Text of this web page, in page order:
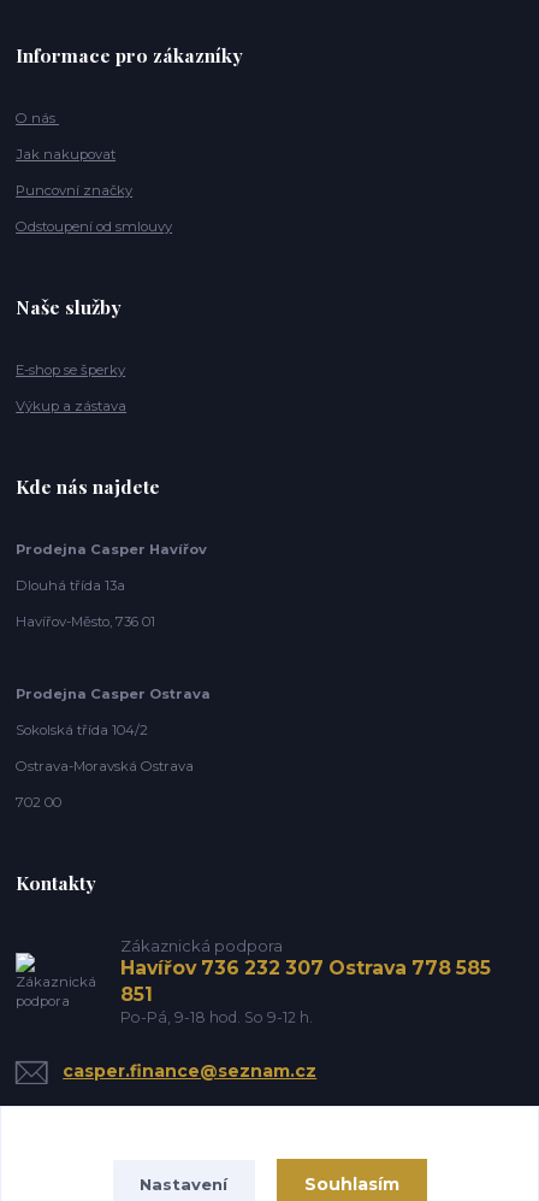
Informace pro zákazníky
O nás
Jak nakupovat
Puncovní značky
Odstoupení od smlouvy
Naše služby
E-shop se šperky
Výkup a zástava
Kde nás najdete
Prodejna Casper Havířov
Dlouhá třída 13a
Havířov-Město, 736 01
Prodejna Casper Ostrava
Sokolská třída 104/2
Ostrava-Moravská Ostrava
702 00
Kontakty
Zákaznická podpora
Havířov 736 232 307 Ostrava 778 585
851
Po-Pá, 9-18 hod. So 9-12 h.
casper.finance@seznam.cz
Nastavení Souhlasím